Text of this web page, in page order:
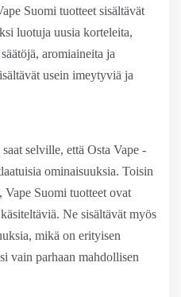
Suomi tuotteet sisältävät
luotuja uusia korteleita,
aromiaineita ja
usein imeytyviä ja
selville, että Osta Vape -
ominaisuuksia. Toisin
Suomi tuotteet ovat
Ne sisältävät myös
mikä on erityisen
vain parhaan mahdollisen